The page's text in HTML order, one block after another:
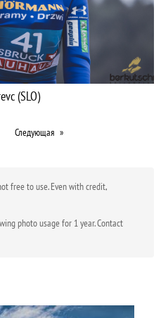
(SLO)
Следующая
free to use. Even with credit,
photo usage for 1 year. Contact